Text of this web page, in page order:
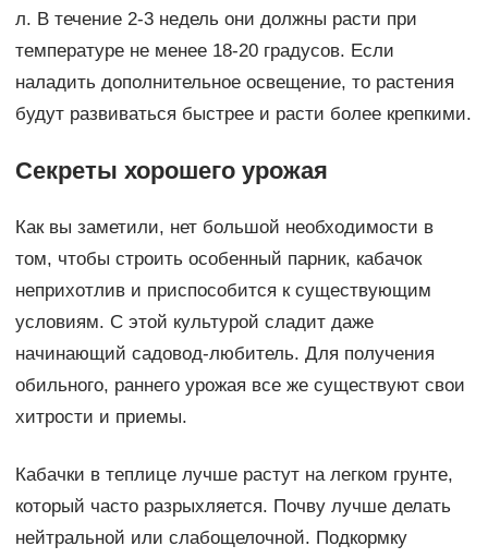
л. В течение 2-3 недель они должны расти при
температуре не менее 18-20 градусов. Если
наладить дополнительное освещение, то растения
будут развиваться быстрее и расти более крепкими.
Секреты хорошего урожая
Как вы заметили, нет большой необходимости в
том, чтобы строить особенный парник, кабачок
неприхотлив и приспособится к существующим
условиям. С этой культурой сладит даже
начинающий садовод-любитель. Для получения
обильного, раннего урожая все же существуют свои
хитрости и приемы.
Кабачки в теплице лучше растут на легком грунте,
который часто разрыхляется. Почву лучше делать
нейтральной или слабощелочной. Подкормку